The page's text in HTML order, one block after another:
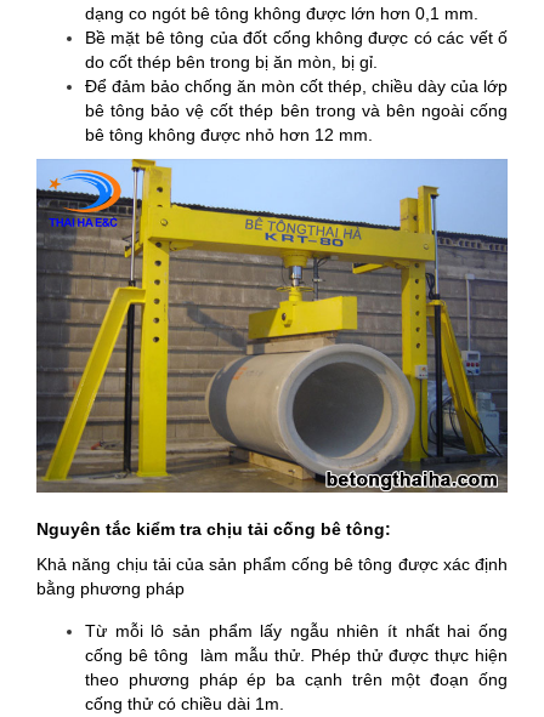
dạng co ngót bê tông không được lớn hơn 0,1 mm.
Bề mặt bê tông của đốt cống không được có các vết ố
do cốt thép bên trong bị ăn mòn, bị gỉ.
Để đảm bảo chống ăn mòn cốt thép, chiều dày của lớp
bê tông bảo vệ cốt thép bên trong và bên ngoài cống
bê tông không được nhỏ hơn 12 mm.
Nguyên tắc kiểm tra chịu tải cống bê tông:
Khả năng chịu tải của sản phẩm cống bê tông được xác định
bằng phương pháp
Từ mỗi lô sản phẩm lấy ngẫu nhiên ít nhất hai ống
cống bê tông làm mẫu thử. Phép thử được thực hiện
theo phương pháp ép ba cạnh trên một đoạn ống
cống thử có chiều dài 1m.